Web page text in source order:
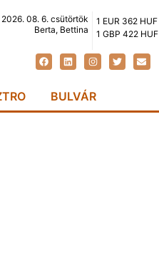
2026. 08. 6. csütörtök
Berta, Bettina
1 EUR 362 HUF
1 GBP 422 HUF
BULVÁR